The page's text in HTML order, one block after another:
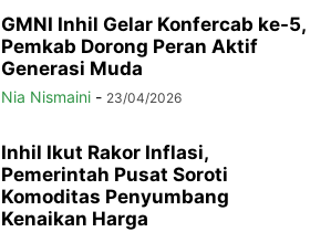
GMNI Inhil Gelar Konfercab ke-5,
Pemkab Dorong Peran Aktif
Generasi Muda
Nia Nismaini - 23/04/2026
Inhil Ikut Rakor Inflasi,
Pemerintah Pusat Soroti
Komoditas Penyumbang
Kenaikan Harga